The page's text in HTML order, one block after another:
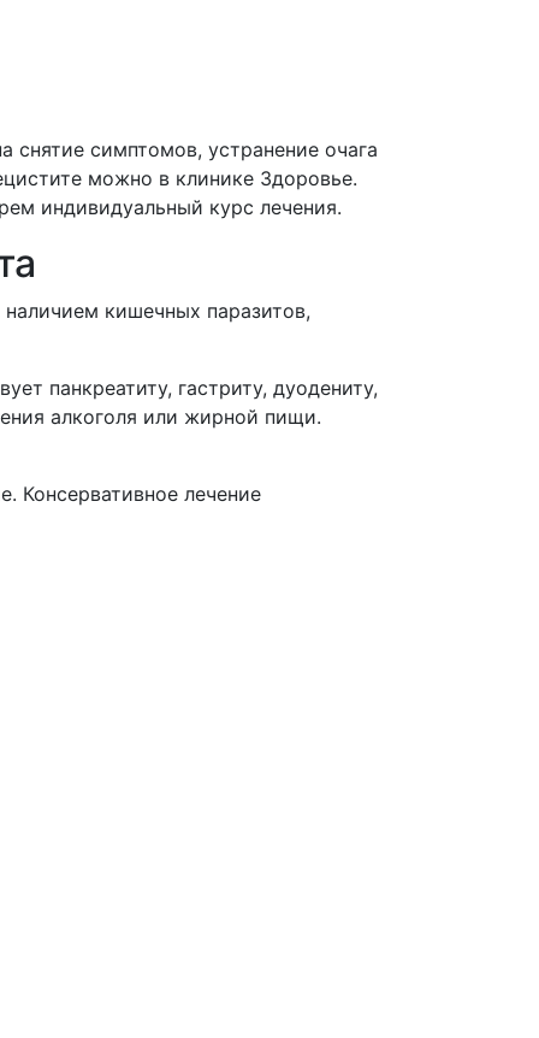
снятие симптомов, устранение очага
можно в клинике Здоровье.
индивидуальный курс лечения.
кишечных паразитов,
панкреатиту, гастриту, дуодениту,
алкоголя или жирной пищи.
Консервативное лечение